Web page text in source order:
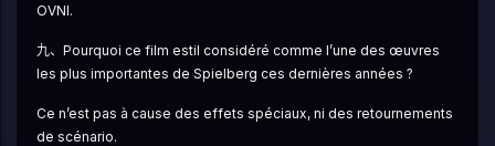
OVNI.
九、Pourquoi ce film estil considéré comme l’une des œuvres
les plus importantes de Spielberg ces dernières années ?
Ce n’est pas à cause des effets spéciaux, ni des retournements
de scénario.